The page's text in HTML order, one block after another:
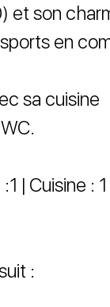
et son
en
sa cuisine
| Cuisine :
: